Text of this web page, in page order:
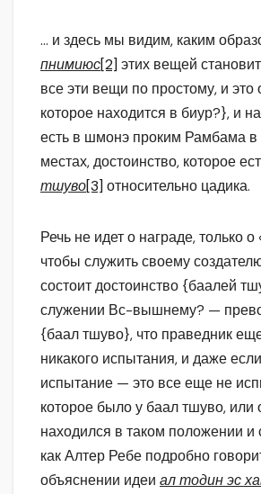
… и здесь мы видим, каким
пнимиюс[2] этих вещей
все эти вещи по простому, и это
которое находится в биур?}, и
есть в шмонэ проким Рамбама в
местах, достоинство, которое
тшуво[3] относительно цадика.
Речь не идет о награде, только о
чтобы служить своему
состоит достоинство {баалей
служении Вс-вышнему? —
{баал тшуво}, что праведник
никакого испытания, и даже
испытание — это все еще не
которое было у баал тшуво, или
находился в таком положении и
как Алтер Ребе подробно
объяснении идеи ал тодин эс